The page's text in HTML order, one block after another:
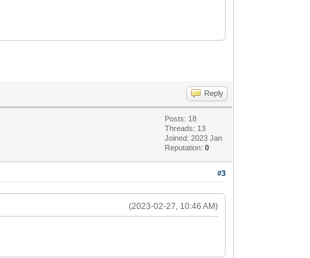
Reply
Posts: 18
Threads: 13
Joined: 2023 Jan
Reputation:0
#3
(2023-02-27, 10:46 AM)